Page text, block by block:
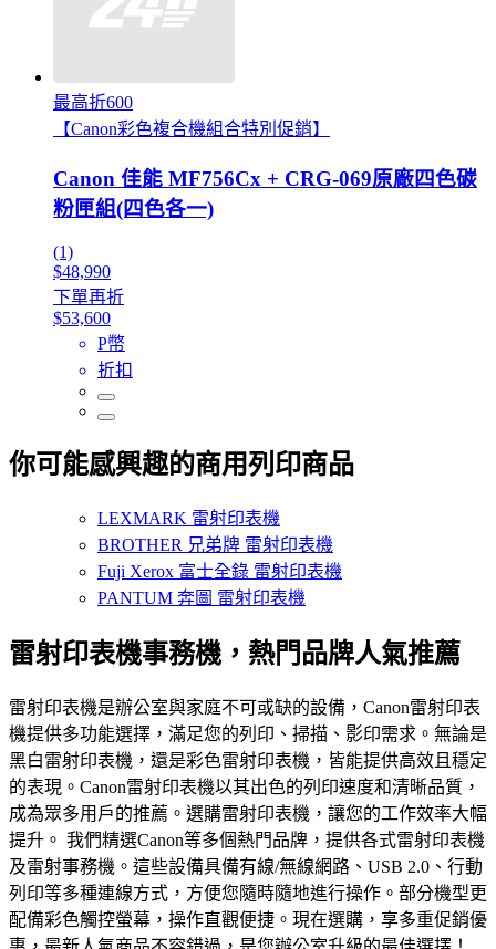
最高折600
【Canon彩色複合機組合特別促銷】
Canon 佳能 MF756Cx + CRG-069原廠四色碳
粉匣組(四色各一)
(1)
$48,990
下單再折
$53,600
P幣
折扣
你可能感興趣的商用列印商品
LEXMARK 雷射印表機
BROTHER 兄弟牌 雷射印表機
Fuji Xerox 富士全錄 雷射印表機
PANTUM 奔圖 雷射印表機
雷射印表機事務機，熱門品牌人氣推薦
雷射印表機是辦公室與家庭不可或缺的設備，Canon雷射印表
機提供多功能選擇，滿足您的列印、掃描、影印需求。無論是
黑白雷射印表機，還是彩色雷射印表機，皆能提供高效且穩定
的表現。Canon雷射印表機以其出色的列印速度和清晰品質，
成為眾多用戶的推薦。選購雷射印表機，讓您的工作效率大幅
提升。 我們精選Canon等多個熱門品牌，提供各式雷射印表機
及雷射事務機。這些設備具備有線/無線網路、USB 2.0、行動
列印等多種連線方式，方便您隨時隨地進行操作。部分機型更
配備彩色觸控螢幕，操作直觀便捷。現在選購，享多重促銷優